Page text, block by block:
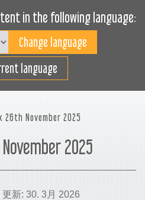
in the following language:
language
効率利用
26th November 2025
2025
更新: 30. 3月 2026